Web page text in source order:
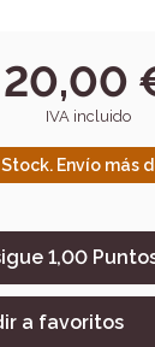
20,00
IVA incluido
Envío más
1,00
a favoritos